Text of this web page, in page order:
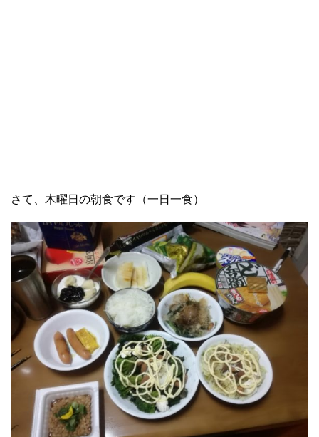
さて、木曜日の朝食です（一日一食）